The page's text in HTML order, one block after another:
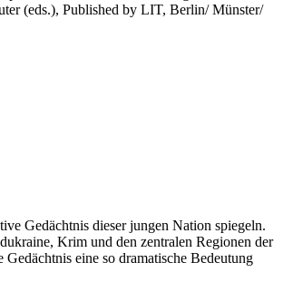
(eds.), Published by LIT, Berlin/ Münster/
Gedächtnis dieser jungen Nation spiegeln.
Krim und den zentralen Regionen der
eine so dramatische Bedeutung